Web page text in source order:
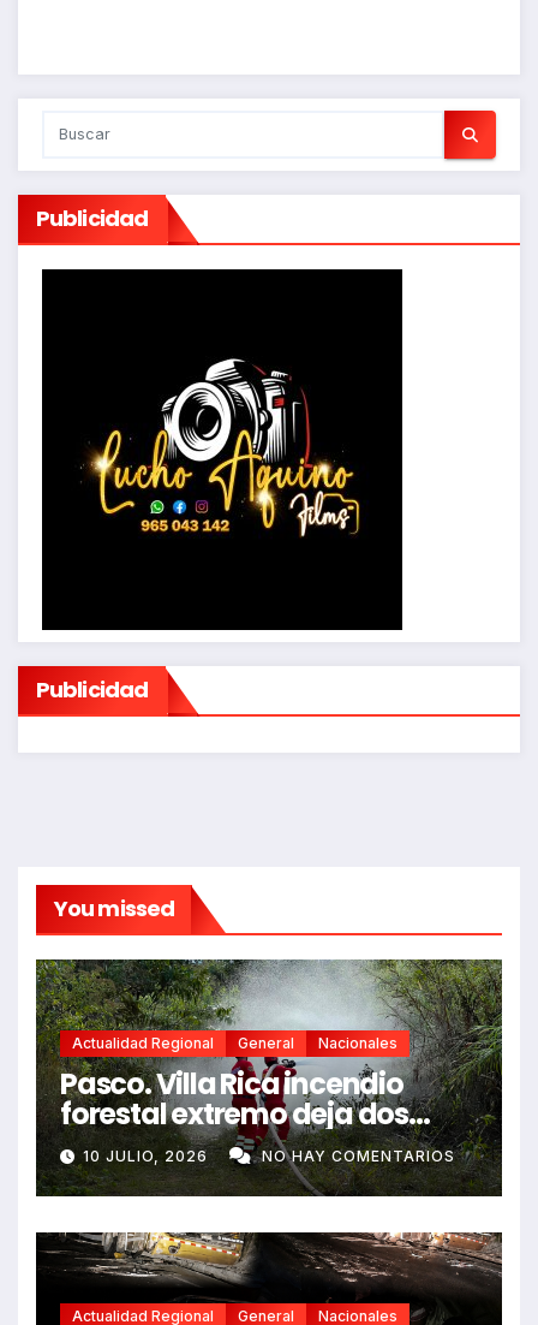
Publicidad
Publicidad
You missed
Actualidad Regional General Nacionales
Pasco. Villa Rica incendio
forestal extremo deja dos
fallecidos y heridos
10 JULIO, 2026 NO HAY COMENTARIOS
Actualidad Regional General Nacionales